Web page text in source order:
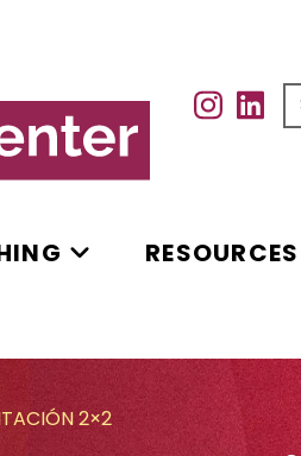
Search
RESOURCES
2×2